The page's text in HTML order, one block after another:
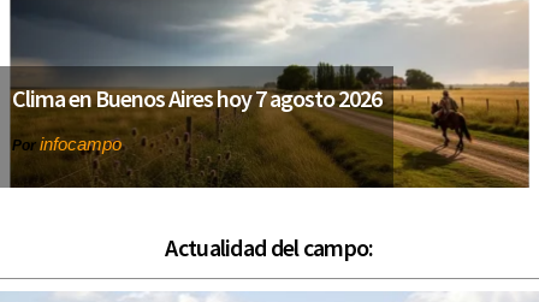
Clima en Buenos Aires hoy 7 agosto 2026
Por infocampo
Actualidad del campo: